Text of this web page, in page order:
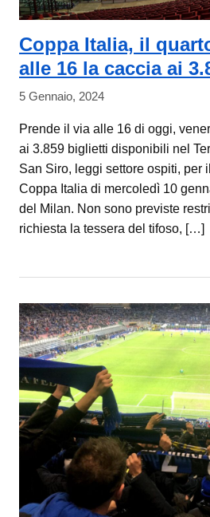
Coppa Italia, il
alle 16 la caccia ai
5 Gennaio, 2024
Prende il via alle 16 di oggi,
ai 3.859 biglietti disponibili nel
San Siro, leggi settore ospiti, per
Coppa Italia di mercoledì 10
del Milan. Non sono previste
richiesta la tessera del tifoso, […]